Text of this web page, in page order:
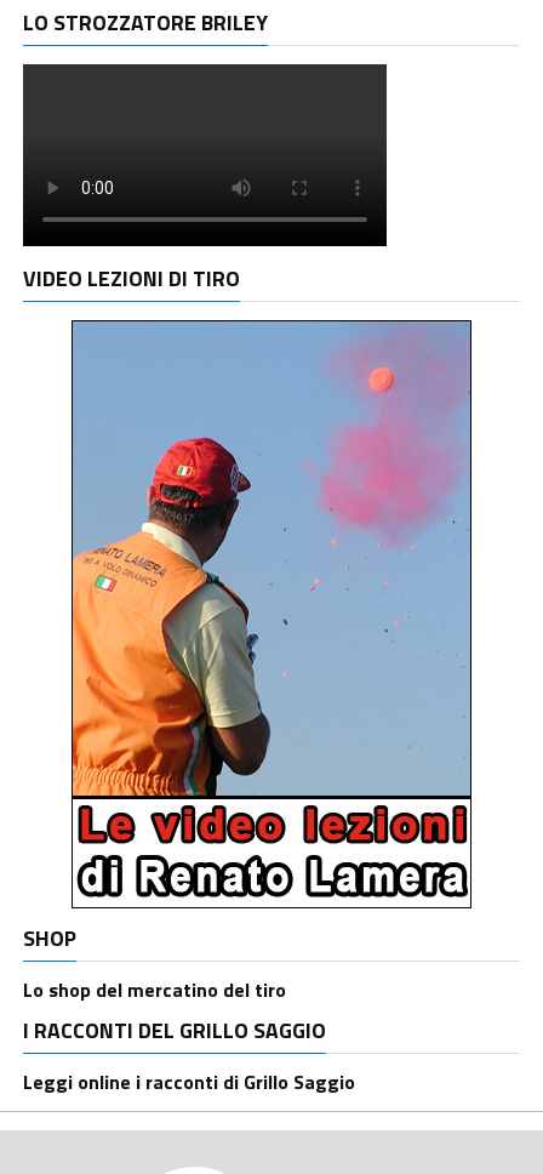
LO STROZZATORE BRILEY
VIDEO LEZIONI DI TIRO
SHOP
Lo shop del mercatino del tiro
I RACCONTI DEL GRILLO SAGGIO
Leggi online i racconti di Grillo Saggio